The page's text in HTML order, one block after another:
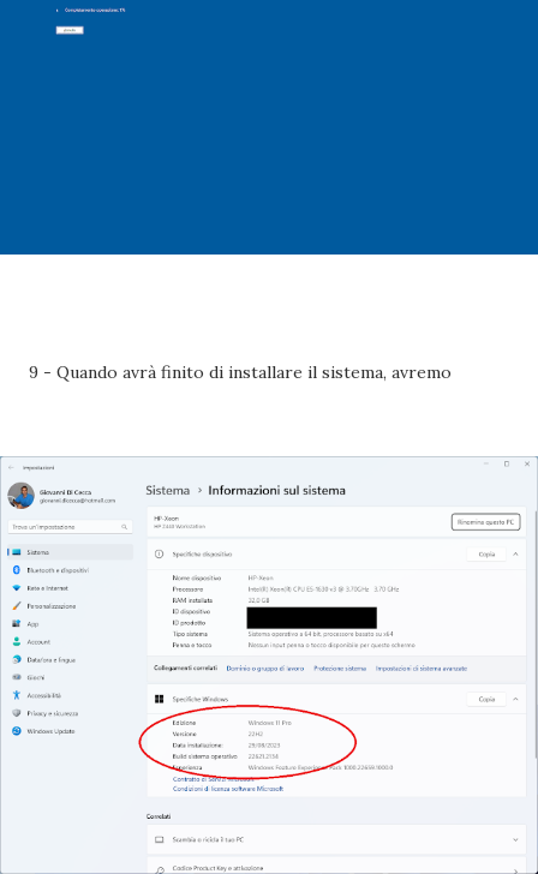
9 - Quando avrà finito di installare il sistema, avremo